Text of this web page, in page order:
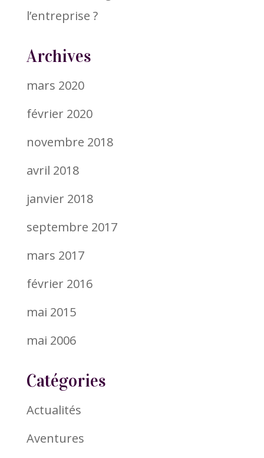
l’entreprise ?
Archives
mars 2020
février 2020
novembre 2018
avril 2018
janvier 2018
septembre 2017
mars 2017
février 2016
mai 2015
mai 2006
Catégories
Actualités
Aventures